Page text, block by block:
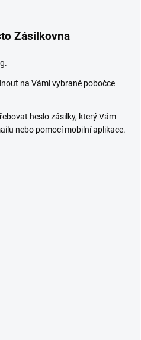
Zásilkovna
na Vámi vybrané pobočce
heslo zásilky, který Vám
nebo pomocí mobilní aplikace.